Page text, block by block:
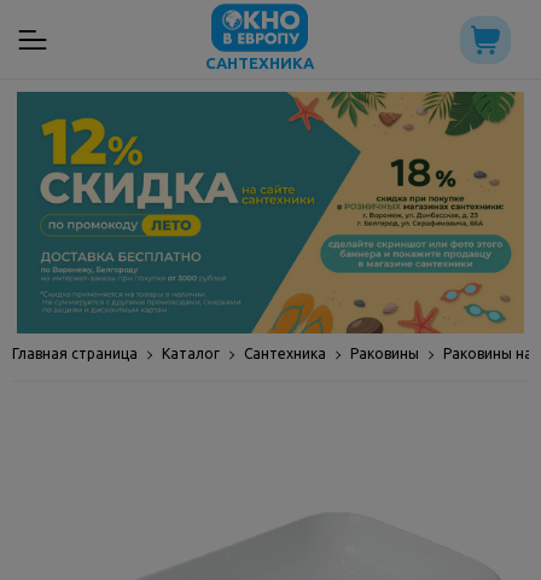
САНТЕХНИКА
Главная страница Каталог Сантехника Раковины Раковины